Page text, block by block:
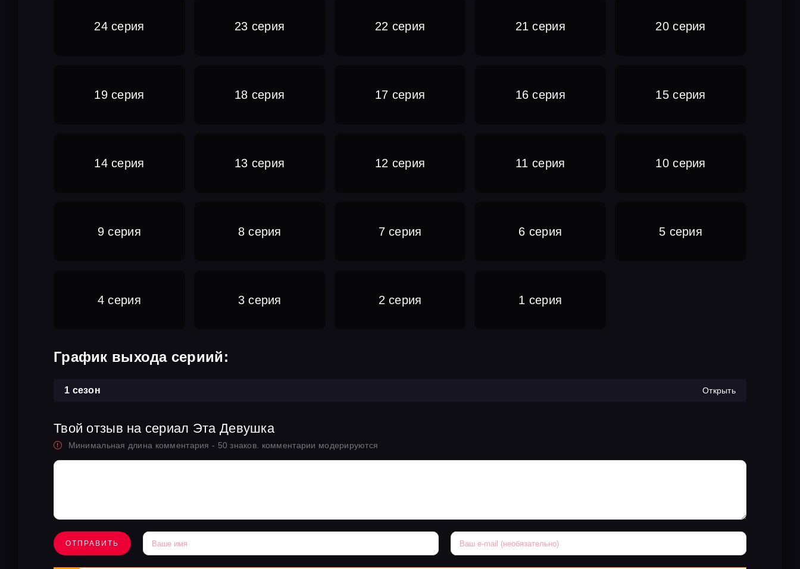
24 серия 23 серия 22 серия 21 серия 20 серия
19 серия 18 серия 17 серия 16 серия 15 серия
14 серия 13 серия 12 серия 11 серия 10 серия
9 серия 8 серия 7 серия 6 серия 5 серия
4 серия 3 серия 2 серия 1 серия
График выхода сериий:
1 сезон Открыть
Твой отзыв на сериал Эта Девушка
Минимальная длина комментария - 50 знаков. комментарии модерируются
ОТПРАВИТЬ